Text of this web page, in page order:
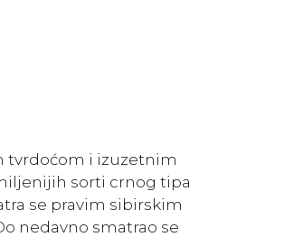
tvrdoćom i izuzetnim
sorti crnog tipa
se pravim sibirskim
nedavno smatrao se